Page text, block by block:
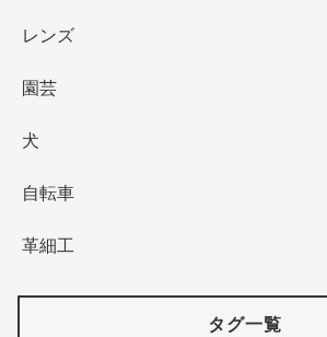
レンズ
園芸
犬
自転車
革細工
タグ一覧